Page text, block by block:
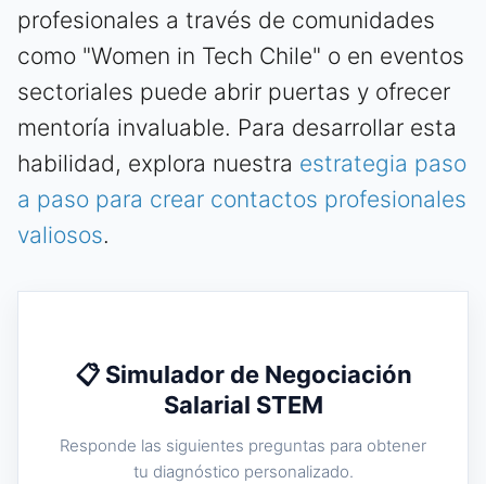
profesionales a través de comunidades
como "Women in Tech Chile" o en eventos
sectoriales puede abrir puertas y ofrecer
mentoría invaluable. Para desarrollar esta
habilidad, explora nuestra estrategia paso
a paso para crear contactos profesionales
valiosos.
📋 Simulador de Negociación
Salarial STEM
Responde las siguientes preguntas para obtener
tu diagnóstico personalizado.